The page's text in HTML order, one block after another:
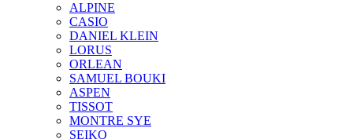
ALPINE
CASIO
DANIEL KLEIN
LORUS
ORLEAN
SAMUEL BOUKI
ASPEN
TISSOT
MONTRE SYE
SEIKO